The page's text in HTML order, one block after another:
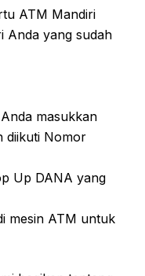
ATM Mandiri
Anda yang sudah
masukkan
diikuti Nomor
Up DANA yang
mesin ATM untuk